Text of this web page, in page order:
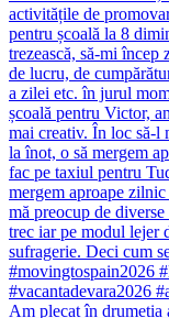
Am plecat în drumeția